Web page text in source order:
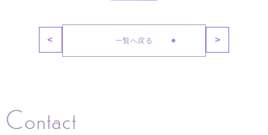
< 一覧へ戻る >
Contact